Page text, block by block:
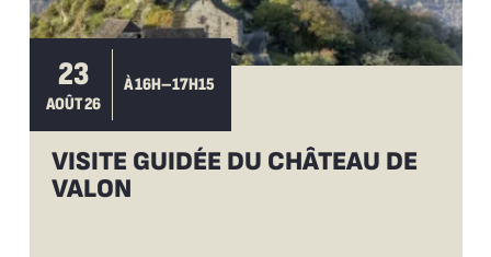
23
AOÛT 26
À 16H–17H15
VISITE GUIDÉE DU CHÂTEAU DE
VALON